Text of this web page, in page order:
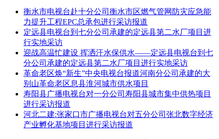
衡水市电视台赴十分公司衡水市区燃气管网防灾应急能
力提升工程EPC总承包进行采访报道
定远县电视台到七分公司承建的定远县第二水厂项目进
行实地采访
迎战高温忙建设 挥洒汗水保供水——定远县电视台到七
分公司承建的定远县第二水厂项目进行实地采访
革命老区焕“新生”中央电视台报道河南分公司承建的大
别山革命老区息县淮河城市供水项目
寿阳县广播电视台对一分公司寿阳县城市集中供热项目
进行采访报道
河北二建:张家口市广播电视台对五分公司张北数字经济
产业孵化基地项目进行采访报道